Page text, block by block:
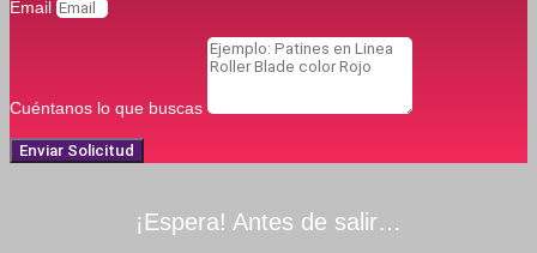
Email
Cuéntanos lo que buscas
Enviar Solicitud
¡Espera! Antes de salir…